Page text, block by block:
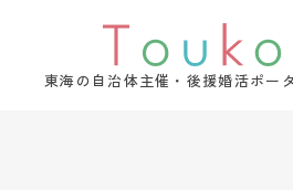
東海の自治体主催・後援婚活ポー